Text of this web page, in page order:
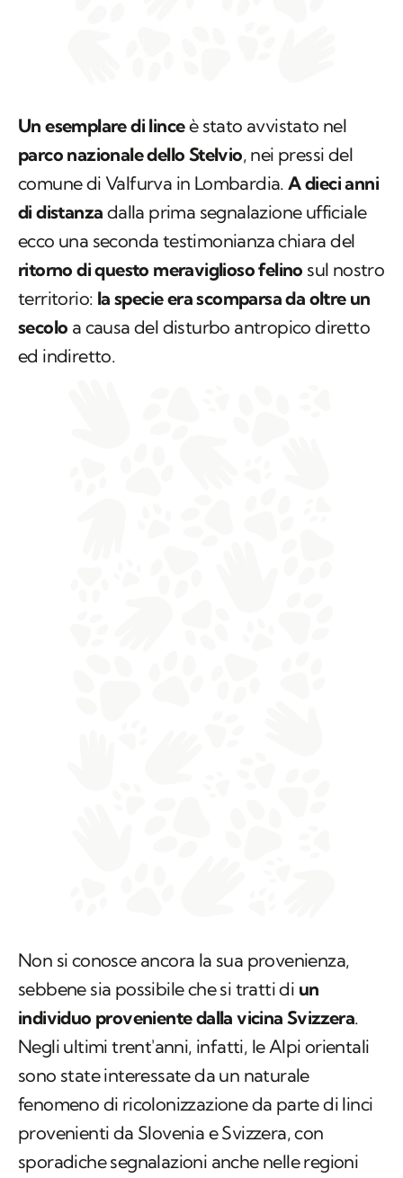
Un esemplare di linceè stato avvistato nel
parco nazionale dello Stelvio, nei pressi del
comune di Valfurva in Lombardia.A dieci anni
di distanza dalla prima segnalazione ufficiale
ecco una seconda testimonianza chiara del
ritorno di questo meraviglioso felino sul nostro
territorio: la specie era scomparsa da oltre un
secolo a causa del disturbo antropico diretto
ed indiretto.
Non si conosce ancora la sua provenienza,
sebbene sia possibile che si tratti di un
individuo proveniente dalla vicina Svizzera.
Negli ultimi trent'anni, infatti, le Alpi orientali
sono state interessate da un naturale
fenomeno di ricolonizzazione da parte di linci
provenienti da Slovenia e Svizzera, con
sporadiche segnalazioni anche nelle regioni